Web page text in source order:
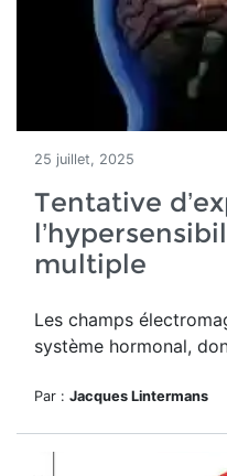
25 juillet, 2025
Tentative
multiple
Les champs
système hormonal,
Par : Jacques Lintermans